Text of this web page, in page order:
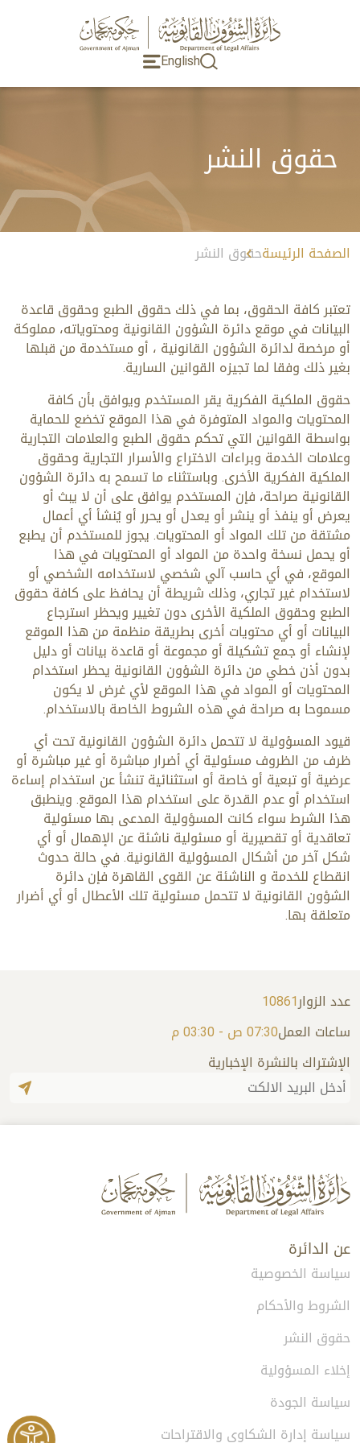
English
حقوق النشر
الصفحة الرئيسةحقوق النشر
تعتبر كافة الحقوق، بما في ذلك حقوق الطبع وحقوق قاعدة
البيانات في موقع دائرة الشؤون القانونية ومحتوياته، مملوكة
أو مرخصة لدائرة الشؤون القانونية ، أو مستخدمة من قبلها
بغير ذلك وفقا لما تجيزه القوانين السارية.
حقوق الملكية الفكرية يقر المستخدم ويوافق بأن كافة
المحتويات والمواد المتوفرة في هذا الموقع تخضع للحماية
بواسطة القوانين التي تحكم حقوق الطبع والعلامات التجارية
وعلامات الخدمة وبراءات الاختراع والأسرار التجارية وحقوق
الملكية الفكرية الأخرى. وباستثناء ما تسمح به دائرة الشؤون
القانونية صراحة، فإن المستخدم يوافق على أن لا يبث أو
يعرض أو ينفذ أو ينشر أو يعدل أو يحرر أو يُنشأ أي أعمال
مشتقة من تلك المواد أو المحتويات. يجوز للمستخدم أن يطبع
أو يحمل نسخة واحدة من المواد أو المحتويات في هذا
الموقع، في أي حاسب آلي شخصي لاستخدامه الشخصي أو
لاستخدام غير تجاري، وذلك شريطة أن يحافظ على كافة حقوق
الطبع وحقوق الملكية الأخرى دون تغيير ويحظر استرجاع
البيانات أو أي محتويات أخرى بطريقة منظمة من هذا الموقع
لإنشاء أو جمع تشكيلة أو مجموعة أو قاعدة بيانات أو دليل
بدون أذن خطي من دائرة الشؤون القانونية يحظر استخدام
المحتويات أو المواد في هذا الموقع لأي غرض لا يكون
مسموحا به صراحة في هذه الشروط الخاصة بالاستخدام.
قيود المسؤولية لا تتحمل دائرة الشؤون القانونية تحت أي
ظرف من الظروف مسئولية أي أضرار مباشرة أو غير مباشرة أو
عرضية أو تبعية أو خاصة أو استثنائية تنشأ عن استخدام إساءة
استخدام أو عدم القدرة على استخدام هذا الموقع. وينطبق
هذا الشرط سواء كانت المسؤولية المدعى بها مسئولية
تعاقدية أو تقصيرية أو مسئولية ناشئة عن الإهمال أو أي
شكل آخر من أشكال المسؤولية القانونية. في حالة حدوث
انقطاع للخدمة و الناشئة عن القوى القاهرة فإن دائرة
الشؤون القانونية لا تتحمل مسئولية تلك الأعطال أو أي أضرار
متعلقة بها.
عدد الزوار10861
ساعات العمل07:30 ص - 03:30 م
الإشتراك بالنشرة الإخبارية
عن الدائرة
سياسة الخصوصية
الشروط والأحكام
حقوق النشر
إخلاء المسؤولية
سياسة الجودة
سياسة إدارة الشكاوى والاقتراحات